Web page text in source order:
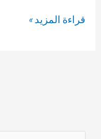
معلم
قراءة المزيد »